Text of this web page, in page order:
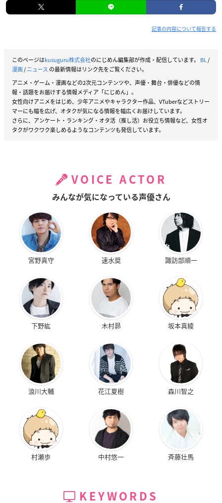
記事の内容について報告する
このページはkusuguru株式会社のにじめん編集部が作成・配信しています。 BL/
漫画/ニュース の最新情報はリンク先をご覧ください。
アニメ・ゲーム・漫画などの2次元コンテンツや、声優・舞台・俳優などの情
報・話題をお届けする情報メディア「にじめん」。
女性向けアニメをはじめ、少年アニメやキャラクター作品、VTuberなどストリー
マーにも幅を広げ、オタクが気になる情報を幅広くお届けしています。
さらに、アンケート・ランキング・オタ活（推し活）お役立ち情報など、女性オ
タクがワクワク楽しめるようなコンテンツも発信しています。
VOICE ACTOR
みんなが気になっている声優さん
宮野真守 速水奨 諏訪部順一
下野紘 木村昴 坂本真綾
浪川大輔 花江夏樹 森川智之
村瀬歩 中村悠一 斉藤壮馬
KEYWORDS